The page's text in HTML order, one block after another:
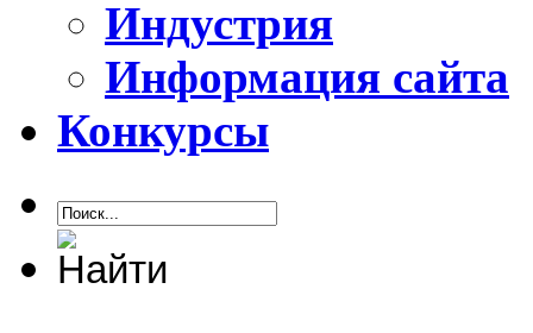
Индустрия
Информация сайта
Конкурсы